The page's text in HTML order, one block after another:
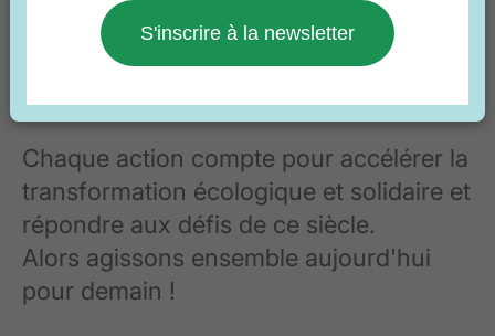
locaux, entre les territoires, que la
Fondation GRDF entend apporter sa
Chaque action compte pour accélérer la
transformation écologique et solidaire et
répondre aux défis de ce siècle.
Alors agissons ensemble aujourd'hui
pour demain !
S'inscrire à la newsletter